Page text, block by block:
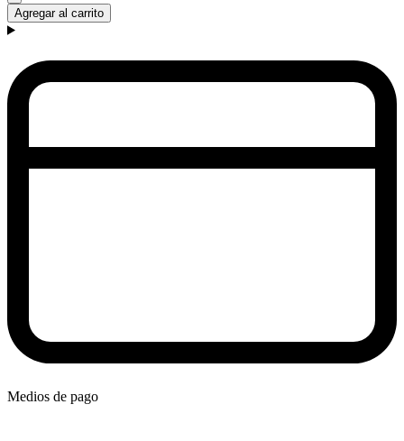
Agregar al carrito
Medios de pago